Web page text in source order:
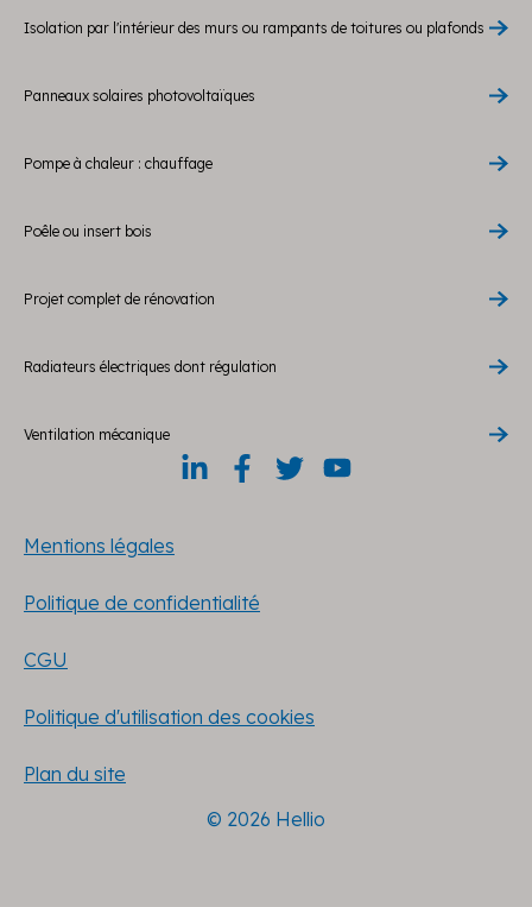
Isolation par l'intérieur des murs ou rampants de toitures ou plafonds
Panneaux solaires photovoltaïques
Pompe à chaleur : chauffage
Poêle ou insert bois
Projet complet de rénovation
Radiateurs électriques dont régulation
Ventilation mécanique
Mentions légales
Politique de confidentialité
CGU
Politique d'utilisation des cookies
Plan du site
© 2026 Hellio